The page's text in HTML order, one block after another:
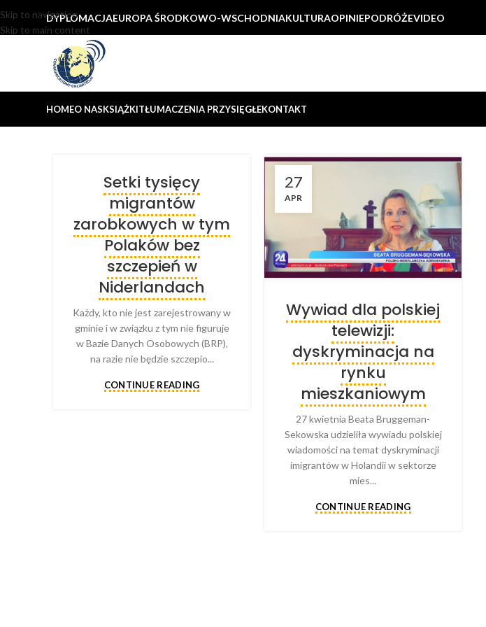
Skip to navigation
Skip to main content
DYPLOMACJAEUROPA ŚRODKOWO-WSCHODNIAKULTURAOPINIEPODRÓŻEVIDEO
HOMEO NASKSIĄŻKITŁUMACZENIA PRZYSIĘGŁEKONTAKT
Setki tysięcy
migrantów
zarobkowych w tym
Polaków bez
szczepień w
Niderlandach
Każdy, kto nie jest zarejestrowany w
gminie i w związku z tym nie figuruje
w Bazie Danych Osobowych (BRP),
na razie nie będzie szczepio...
CONTINUE READING
27
APR
Wywiad dla polskiej
telewizji:
dyskryminacja na
rynku
mieszkaniowym
27 kwietnia Beata Bruggeman-
Sekowska udzieliła wywiadu polskiej
wiadomości na temat dyskryminacji
imigrantów w Holandii w sektorze
mies...
CONTINUE READING